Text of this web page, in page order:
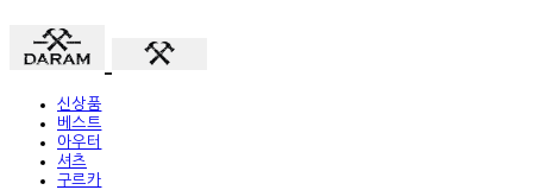
신상품
베스트
아우터
셔츠
구르카